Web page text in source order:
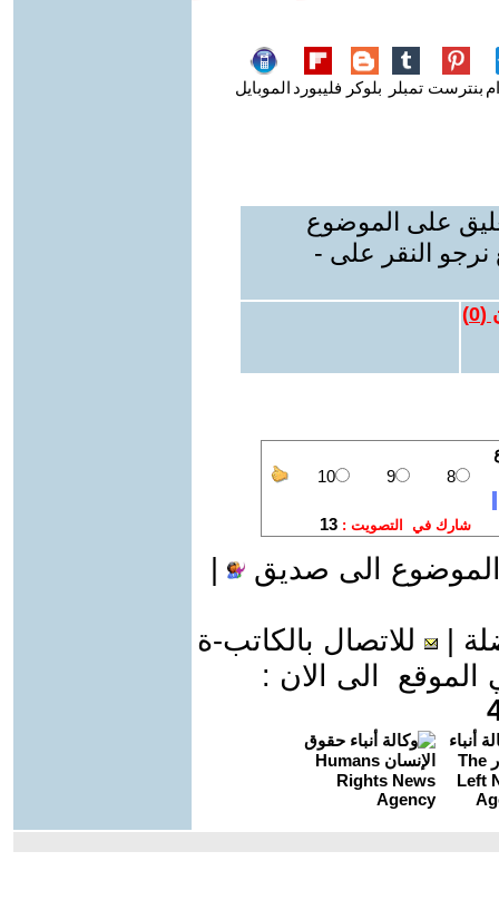
بنترست تمبلر بلوكر فليبورد الموبايل
على الموضوع
نرجو النقر على -
(
0
)
الى صديق
للاتصال بالكاتب-ة
الى الان :